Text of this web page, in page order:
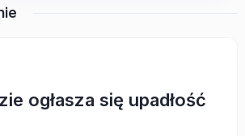
ogłasza się upadłość